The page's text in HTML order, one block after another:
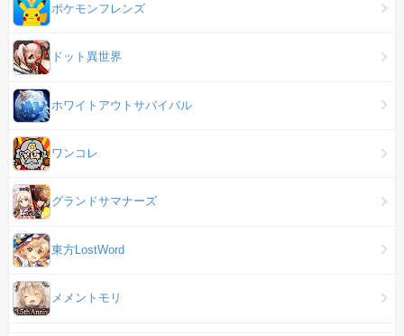
ポケモンフレンズ
ドット異世界
ホワイトアウトサバイバル
ワンコレ
グランドサマナーズ
東方LostWord
メメントモリ